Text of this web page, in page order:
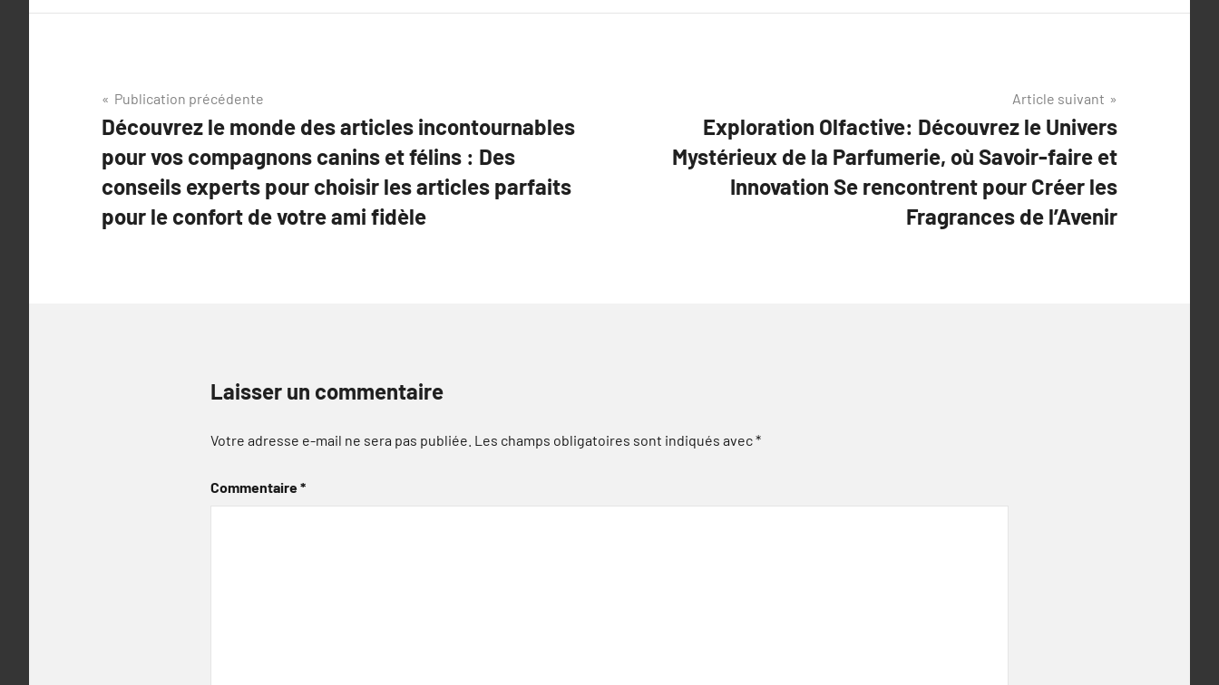
Navigation
de
l’article
Publication précédente
Découvrez le monde des articles incontournables
pour vos compagnons canins et félins : Des
conseils experts pour choisir les articles parfaits
pour le confort de votre ami fidèle
Article suivant
Exploration Olfactive: Découvrez le Univers
Mystérieux de la Parfumerie, où Savoir-faire et
Innovation Se rencontrent pour Créer les
Fragrances de l’Avenir
Laisser un commentaire
Votre adresse e-mail ne sera pas publiée. Les champs obligatoires sont indiqués avec*
Commentaire*